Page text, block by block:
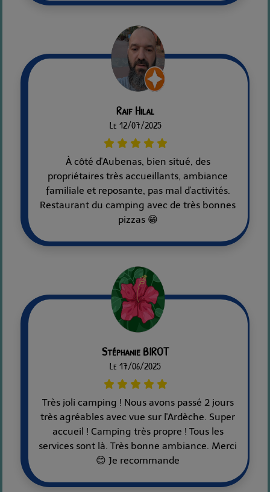
Raif Hilal
Le 12/07/2025
À côté d'Aubenas, bien situé, des
propriétaires très accueillants, ambiance
familiale et reposante, pas mal d'activités.
Restaurant du camping avec de très bonnes
pizzas 😁
Stéphanie BIROT
Le 17/06/2025
Très joli camping ! Nous avons passé 2 jours
très agréables avec vue sur l'Ardèche. Super
accueil ! Camping très propre ! Tous les
services sont là. Très bonne ambiance. Merci
😊 Je recommande